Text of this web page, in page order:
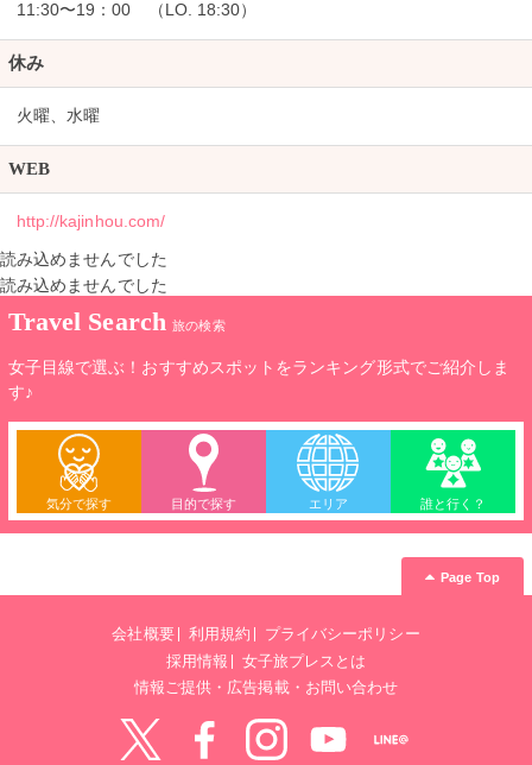
11:30〜19：00 （LO. 18:30）
休み
火曜、水曜
WEB
http://kajinhou.com/
読み込めませんでした
読み込めませんでした
Travel Search 旅の検索
女子目線で選ぶ！おすすめスポットをランキング形式でご紹介しま
す♪
気分で探す 目的で探す エリア 誰と行く？
Page Top
会社概要 利用規約
プライバシーポリシー
採用情報
女子旅プレスとは
情報ご提供・広告掲載・お問い合わせ